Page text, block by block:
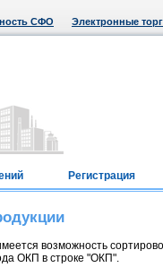
СФО Электронные
Регистрация
возможность
ОКП в строке "ОКП".